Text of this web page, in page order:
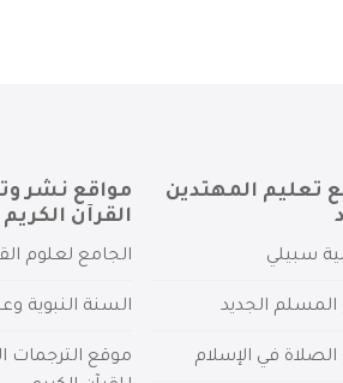
تعليم المهتدين
سبيلي
الجديد
في الإسلام
مواقع نشر
القرآن الكريم
الجامع لعلوم
السنة النبوية
موقع الترجمات